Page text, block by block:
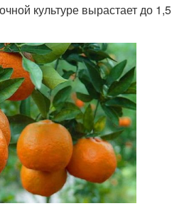
культуре вырастает до 1,5